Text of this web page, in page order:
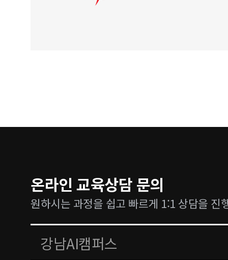
온라인 교육상담 문의
원하시는 과정을 쉽고 빠르게 1:1 상담을 진